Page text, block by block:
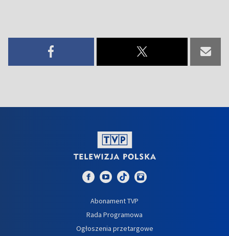
Abonament TVP
Rada Programowa
Ogłoszenia przetargowe